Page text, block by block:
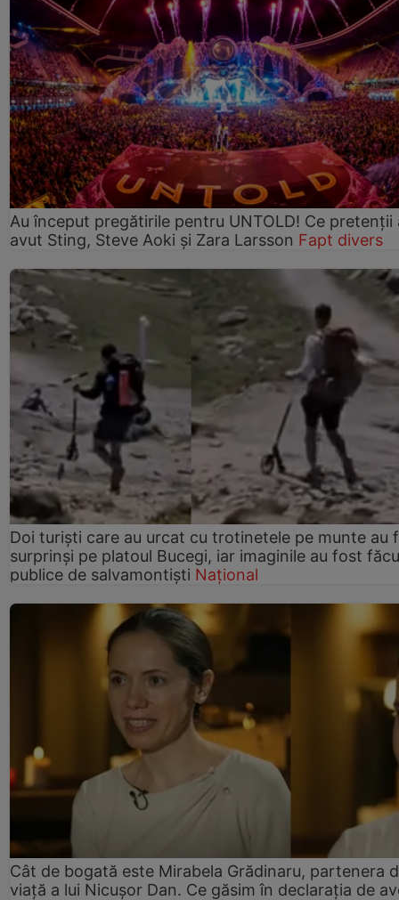
Au început pregătirile pentru UNTOLD! Ce pretenții
avut Sting, Steve Aoki și Zara Larsson Fapt divers
Doi turiști care au urcat cu trotinetele pe munte au
surprinși pe platoul Bucegi, iar imaginile au fost
publice de salvamontiști Național
Cât de bogată este Mirabela Grădinaru, partenera
viață a lui Nicușor Dan. Ce găsim în declarația de